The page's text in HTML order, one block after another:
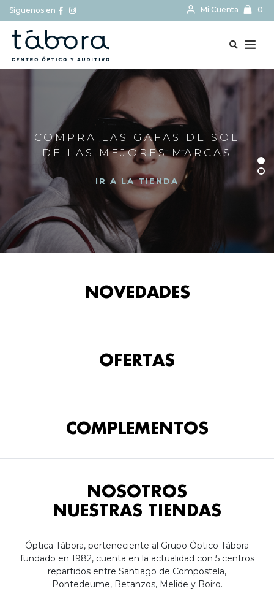
Síguenos en Mi Cuenta 0
COMPRA LAS GAFAS DE SOL
DE LAS MEJORES MARCAS
IR A LA TIENDA
NOVEDADES
OFERTAS
COMPLEMENTOS
NOSOTROS
NUESTRAS TIENDAS
Óptica Tábora, perteneciente al Grupo Óptico Tábora
fundado en 1982, cuenta en la actualidad con 5 centros
repartidos entre Santiago de Compostela,
Pontedeume, Betanzos, Melide y Boiro.